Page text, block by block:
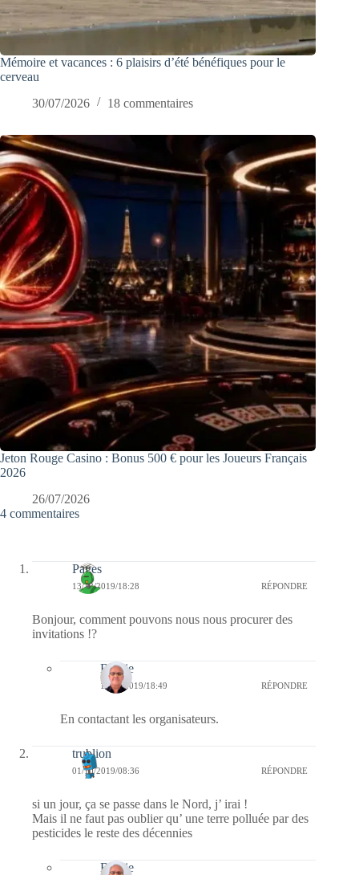
Mémoire et vacances : 6 plaisirs d’été bénéfiques pour le
cerveau
30/07/2026
18 commentaires
Jeton Rouge Casino : Bonus 500 € pour les Joueurs Français
2026
26/07/2026
4 commentaires
Pages
13/12/2019/18:28 RÉPONDRE
Bonjour, comment pouvons nous nous procurer des
invitations !?
Bernie
15/12/2019/18:49 RÉPONDRE
En contactant les organisateurs.
trublion
01/10/2019/08:36 RÉPONDRE
si un jour, ça se passe dans le Nord, j’ irai !
Mais il ne faut pas oublier qu’ une terre polluée par des
pesticides le reste des décennies
Bernie